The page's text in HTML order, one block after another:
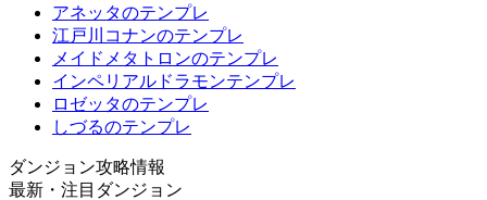
アネッタのテンプレ
江戸川コナンのテンプレ
メイドメタトロンのテンプレ
インペリアルドラモンテンプレ
ロゼッタのテンプレ
しづるのテンプレ
ダンジョン攻略情報
最新・注目ダンジョン